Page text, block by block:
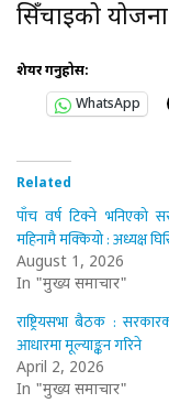
सिँचाइको
शेयर गर्नुहोस:
WhatsApp
Related
पाँच वर्ष टिक्ने भनिएको
महिनामै मक्कियो : अध्यक्ष
August 1, 2026
In "मुख्य समाचार"
राष्ट्रियसभा बैठक :
आधारमा मूल्याङ्कन गरिने
April 2, 2026
In "मुख्य समाचार"